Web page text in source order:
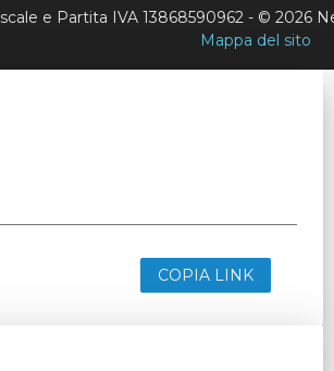
e Partita IVA 13868590962 - © 2026
Mappa del sito
COPIA LINK